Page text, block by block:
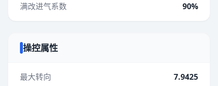
满改进气系数 90%
操控属性
最大转向 7.9425